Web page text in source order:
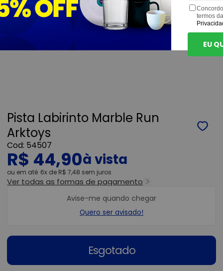
Pista Labirinto Marble Run
Arktoys
54507
R$ 44,90
ou 6x de R$ 7,48 sem juros
Ver todas as formas de pagamento
Esgotado
Avise-me quando chegar
Quero ser avisado!
termos
EU